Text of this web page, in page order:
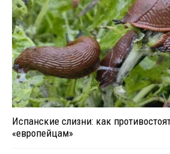
Испанские слизни: как
«европейцам»